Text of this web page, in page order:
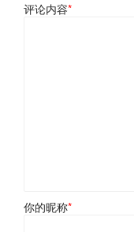
评论内容*
你的昵称*